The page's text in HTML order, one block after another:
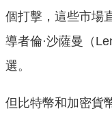
個打擊，這些市場
導者倫·沙薩曼（
選。
但比特幣和加密貨